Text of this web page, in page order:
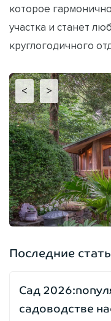
которое
участка и станет
круглогодичного
< >
Последние
Сад
садоводстве